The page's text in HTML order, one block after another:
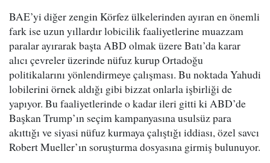
BAE’yi diğer zengin Körfez ülkelerinden ayıran en önemli
fark ise uzun yıllardır lobicilik faaliyetlerine muazzam
paralar ayırarak başta ABD olmak üzere Batı’da karar
alıcı çevreler üzerinde nüfuz kurup Ortadoğu
politikalarını yönlendirmeye çalışması. Bu noktada Yahudi
lobilerini örnek aldığı gibi bizzat onlarla işbirliği de
yapıyor. Bu faaliyetlerinde o kadar ileri gitti ki ABD’de
Başkan Trump’ın seçim kampanyasına usulsüz para
akıttığı ve siyasi nüfuz kurmaya çalıştığı iddiası, özel savcı
Robert Mueller’ın soruşturma dosyasına girmiş bulunuyor.